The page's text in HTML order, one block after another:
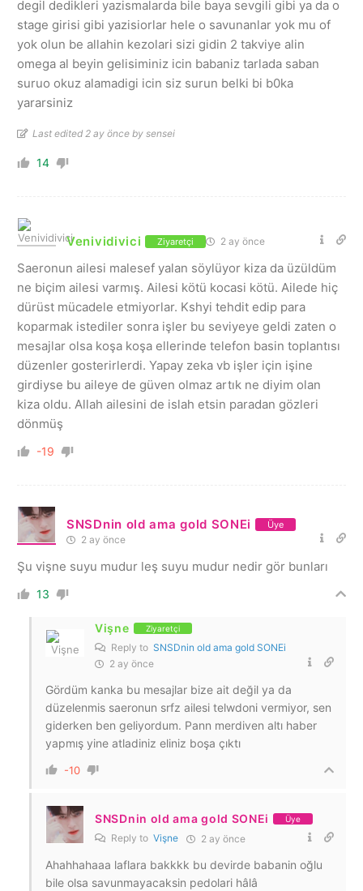
degil dedikleri yazismalarda bile baya sevgili gibi ya da o
stage girisi gibi yazisiorlar hele o savunanlar yok mu of
yok olun be allahin kezolari sizi gidin 2 takviye alin
omega al beyin gelisiminiz icin babaniz tarlada saban
suruo okuz alamadigi icin siz surun belki bi b0ka
yararsiniz
Last edited 2 ay önce by sensei
14
Venividivici Ziyaretçi 2 ay önce
Saeronun ailesi malesef yalan söylüyor kiza da üzüldüm
ne biçim ailesi varmış. Ailesi kötü kocasi kötü. Ailede hiç
dürüst mücadele etmiyorlar. Kshyi tehdit edip para
koparmak istediler sonra işler bu seviyeye geldi zaten o
mesajlar olsa koşa koşa ellerinde telefon basin toplantısı
düzenler gosterirlerdi. Yapay zeka vb işler için işine
girdiyse bu aileye de güven olmaz artık ne diyim olan
kiza oldu. Allah ailesini de islah etsin paradan gözleri
dönmüş
-19
SNSDnin old ama gold SONEi Üye
2 ay önce
Şu vişne suyu mudur leş suyu mudur nedir gör bunları
13
Vişne Ziyaretçi
Reply to SNSDnin old ama gold SONEi
2 ay önce
Gördüm kanka bu mesajlar bize ait değil ya da
düzelenmis saeronun srfz ailesi telwdoni vermiyor, sen
giderken ben geliyordum. Pann merdiven altı haber
yapmış yine atladiniz eliniz boşa çıktı
-10
SNSDnin old ama gold SONEi Üye
Reply to Vişne 2 ay önce
Ahahhahaaa laflara bakkkk bu devirde babanin oğlu
bile olsa savunmayacaksin pedolari hâlâ